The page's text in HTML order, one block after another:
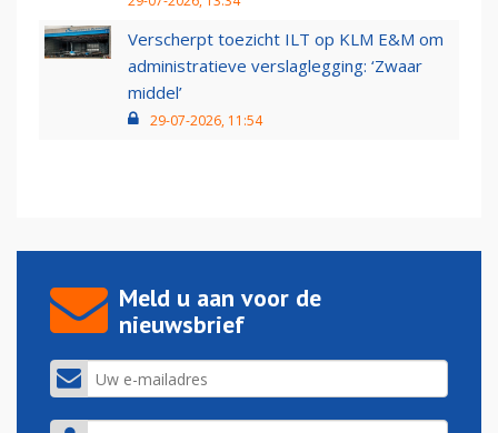
Verscherpt toezicht ILT op KLM E&M om
administratieve verslaglegging: ‘Zwaar
middel’
29-07-2026, 11:54
Meld u aan voor de
nieuwsbrief